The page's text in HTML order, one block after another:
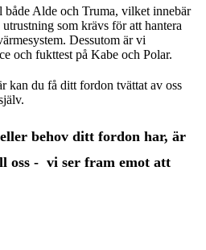
Alde och Truma, vilket innebär
som krävs för att hantera
Dessutom är vi
och fukttest på Kabe och Polar.
kan du få ditt fordon tvättat av oss
behov ditt fordon har, är
oss - vi ser fram emot att